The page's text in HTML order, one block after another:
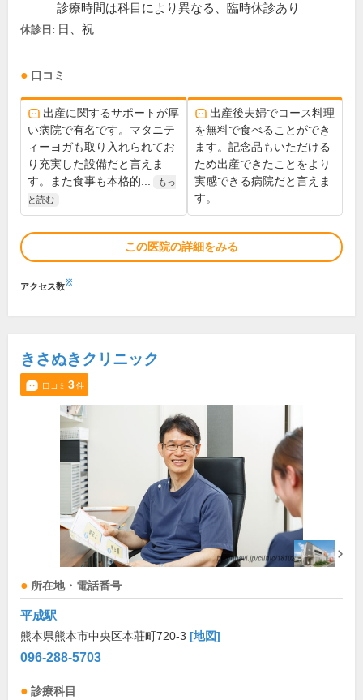
診療時間は科目により異なる、臨時休診あり
休診日: 日、祝
口コミ
出産に関するサポートが厚
い病院で有名です。マタニテ
ィーヨガも取り入れられてお
り充実した設備だと言えま
す。また食事も本格的...
もっ
と読む
出産後夫婦でコース料理
を無料で食べることができ
ます。記念品もいただける
ため出産できたことをより
実感できる病院だと言えま
す。
この医院の詳細をみる
アクセス数※
きさぬきクリニック
口コミ 3件
所在地・電話番号
平成駅
熊本県熊本市中央区本荘町720-3 [地図]
096-288-5703
診療科目